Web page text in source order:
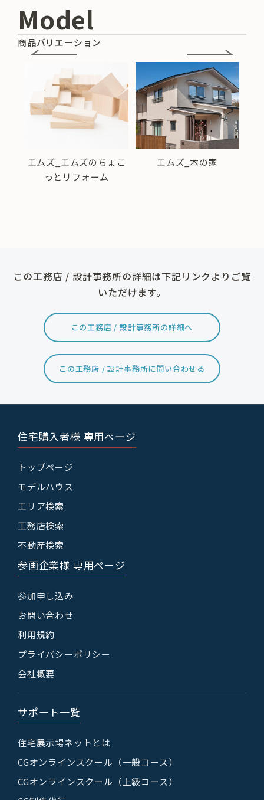
Model
商品バリエーション
エムズ_エムズのちょこ
っとリフォーム
エムズ_木の家
この工務店 / 設計事務所の詳細は下記リンクよりご覧
いただけます。
この工務店 / 設計事務所の詳細へ
この工務店 / 設計事務所に問い合わせる
住宅購入者様 専用ページ
トップページ
モデルハウス
エリア検索
工務店検索
不動産検索
参画企業様 専用ページ
参加申し込み
お問い合わせ
利用規約
プライバシーポリシー
会社概要
サポート一覧
住宅展示場ネットとは
CGオンラインスクール（一般コース）
CGオンラインスクール（上級コース）